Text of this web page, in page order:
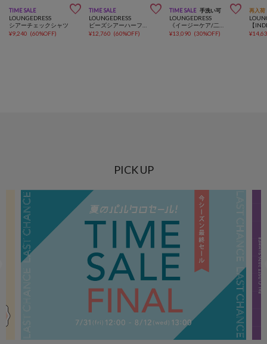
TIME SALE 
LOUNGEDRESS
シアーチェックシャツ
¥9,240 (60%OFF)
TIME SALE 
LOUNGEDRESS
¥12,760 (60%OFF)
TIME SALE 手洗い可 
LOUNGEDRESS
¥13,090 (30%OFF)
再入荷
¥
PICK UP